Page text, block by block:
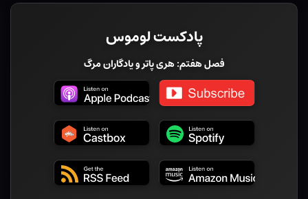
پادکست لوموس
فصل هفتم: هری پاتر و یادگاران مرگ